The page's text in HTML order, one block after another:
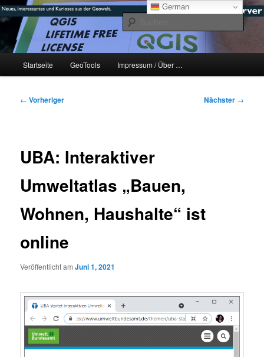
Zum
primären
Inhalt
springen#geoObserver
mikeE's GeoBlog
Startseite GeoTools Impressum / Über …
Beitragsnavigation
← Vorheriger Nächster →
UBA: Interaktiver
Umweltatlas „Bauen,
Wohnen, Haushalte“ ist
online
Veröffentlicht amJuni 1, 2021
German